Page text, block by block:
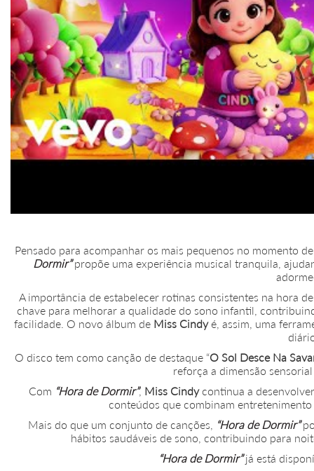
Pensado para acompanhar os mais pequenos no momento
Dormir”propõe uma experiência musical tranquila,
A importância de estabelecer rotinas consistentes na hora
chave para melhorar a qualidade do sono infantil,
facilidade. O novo álbum de Miss Cindyé, assim, uma
O disco tem como canção de destaque “O Sol Desce Na
reforça a dimensão
Com “Hora de Dormir”, Miss Cindycontinua a
conteúdos que combinam
Mais do que um conjunto de canções,
“Hora de Dormir”
hábitos saudáveis de sono, contribuindo para
“Hora de Dormir”já está